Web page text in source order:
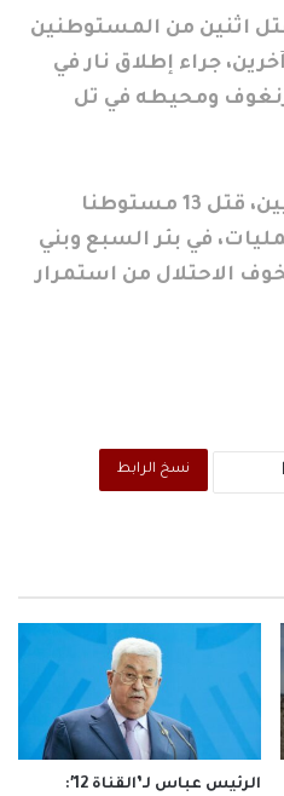
اثنين من المستوطنين
الإسرائيليين، وأصيب 12 آخرين، جراء إطلاق نار في
ومحيطه في تل
وخلال الأسبوعين الماضيين، قتل 13 مستوطنا
في بئر السبع وبني
الاحتلال من استمرار
نسخ الرابط
الرئيس عباس لـ’القناة 12′: